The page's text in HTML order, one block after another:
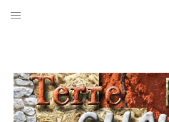
Aller
PARTICIPATIFS